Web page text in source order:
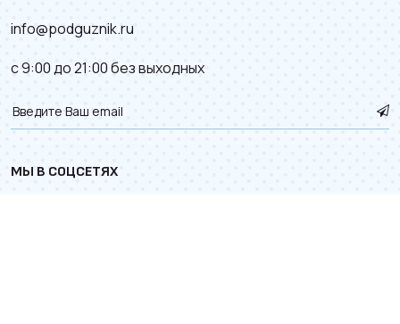
info@podguznik.ru
с 9:00 до 21:00 без выходных
МЫ В СОЦСЕТЯХ